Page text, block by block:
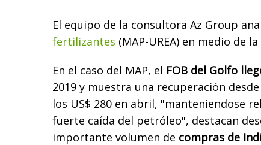
El equipo de la consultora Az Group
fertilizantes (MAP-UREA) en medio de
En el caso del MAP, el FOB del Golfo
2019 y muestra una recuperación
los US$ 280 en abril, "manteniendose
fuerte caída del petróleo", destacan
importante volumen de compras de